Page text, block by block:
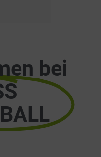
bei